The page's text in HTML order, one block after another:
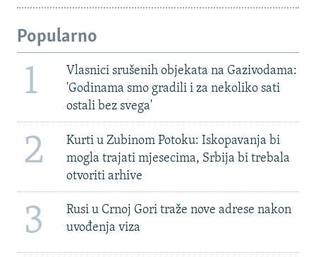
Popularno
1
Vlasnici srušenih objekata na Gazivodama:
'Godinama smo gradili i za nekoliko sati
ostali bez svega'
2
Kurti u Zubinom Potoku: Iskopavanja bi
mogla trajati mjesecima, Srbija bi trebala
otvoriti arhive
3
Rusi u Crnoj Gori traže nove adrese nakon
uvođenja viza